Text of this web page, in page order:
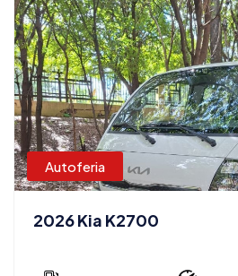
Autoferia
2026 Kia K2700